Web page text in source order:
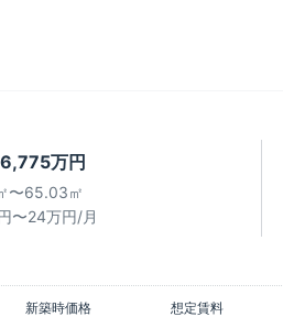
万円
〜65.03㎡
〜24万円/月
新築時価格 想定賃料